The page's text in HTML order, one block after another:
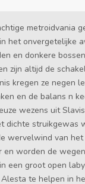
metroidvania
het onvergetelijke
en donkere
zijn altijd de
kregen ze negen
en de balans n
wezens uit
dichte struikgewas
wervelwind van
en worden de
een groot open
te helpen in